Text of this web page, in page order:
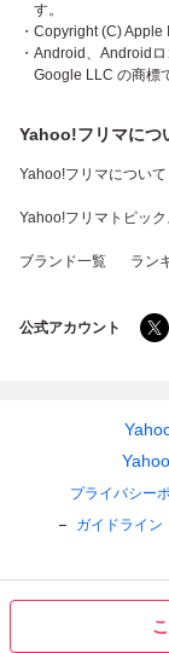
す。
・Copyright (C)
・Android、Android
Google LLC の商標
Yahoo!フリマにつ
Yahoo!フリマについて
Yahoo!フリマトピック
ブランド一覧 ラン
公式アカウント
プライバシー
ガイドライン